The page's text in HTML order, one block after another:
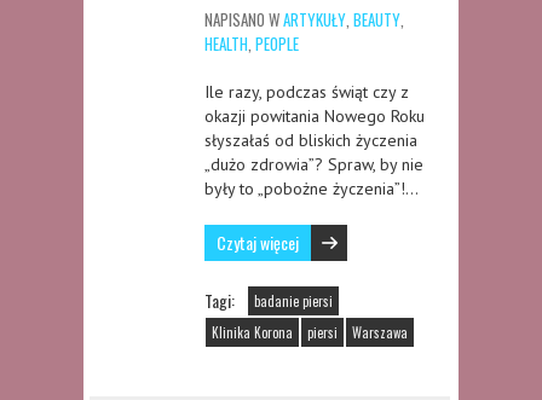
NAPISANO WARTYKUŁY BEAUTY
HEALTH PEOPLE
Ile razy, podczas świąt czy z
okazji powitania Nowego Roku
słyszałaś od bliskich życzenia
„dużo zdrowia”? Spraw, by nie
były to „pobożne życzenia”!…
Czytaj więcej
Tagi:
badanie piersi
Klinika Korona
piersi Warszawa